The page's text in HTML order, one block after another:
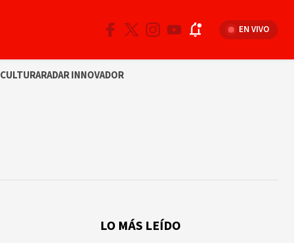
EN VIVO
CULTURARADAR INNOVADOR
LO MÁS LEÍDO